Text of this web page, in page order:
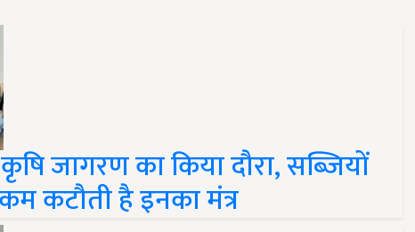
जागरण का किया दौरा, सब्जियों
कटौती है इनका मंत्र